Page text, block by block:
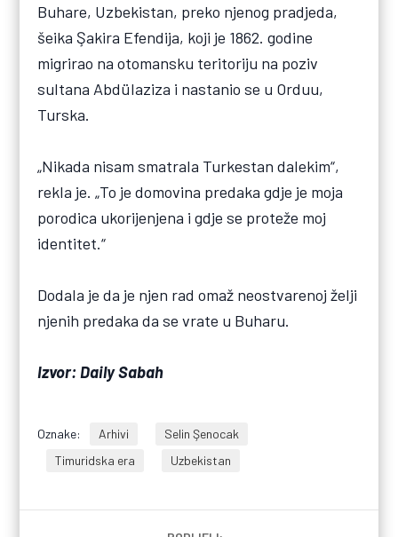
Buhare, Uzbekistan, preko njenog pradjeda,
šeika Şakira Efendija, koji je 1862. godine
migrirao na otomansku teritoriju na poziv
sultana Abdülaziza i nastanio se u Orduu,
Turska.
„Nikada nisam smatrala Turkestan dalekim“,
rekla je. „To je domovina predaka gdje je moja
porodica ukorijenjena i gdje se proteže moj
identitet.“
Dodala je da je njen rad omaž neostvarenoj želji
njenih predaka da se vrate u Buharu.
Izvor: Daily Sabah
Oznake: Arhivi
Selin Şenocak
Timuridska era
Uzbekistan